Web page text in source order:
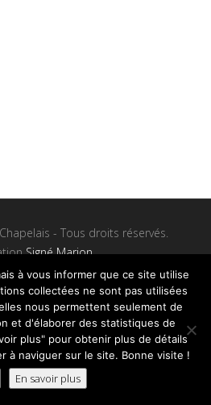
- Tous droits réservés.
Signé Marion.
et Plan du site
à vous informer que ce site utilise
collectées ne sont pas utilisées
nous permettent seulement de
et d'élaborer des statistiques de
plus" pour obtenir plus de détails
à naviguer sur le site. Bonne visite !
En savoir plus